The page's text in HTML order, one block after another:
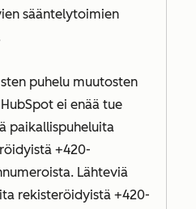
sääntelytoimien
puhelu muutosten
ei enää tue
paikallispuheluita
+420-
Lähteviä
rekisteröidyistä +420-